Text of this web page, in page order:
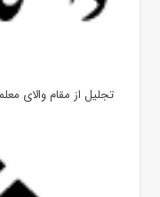
تجلیل از مقام والای